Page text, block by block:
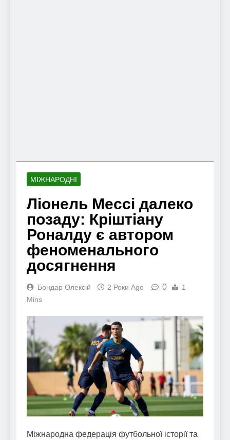
МІЖНАРОДНІ
Ліонель Мессі далеко
позаду: Кріштіану
Роналду є автором
феноменального
досягнення
Бондар Олексій 2 Роки Ago 0
1
Mins
Міжнародна федерація футбольної історії та